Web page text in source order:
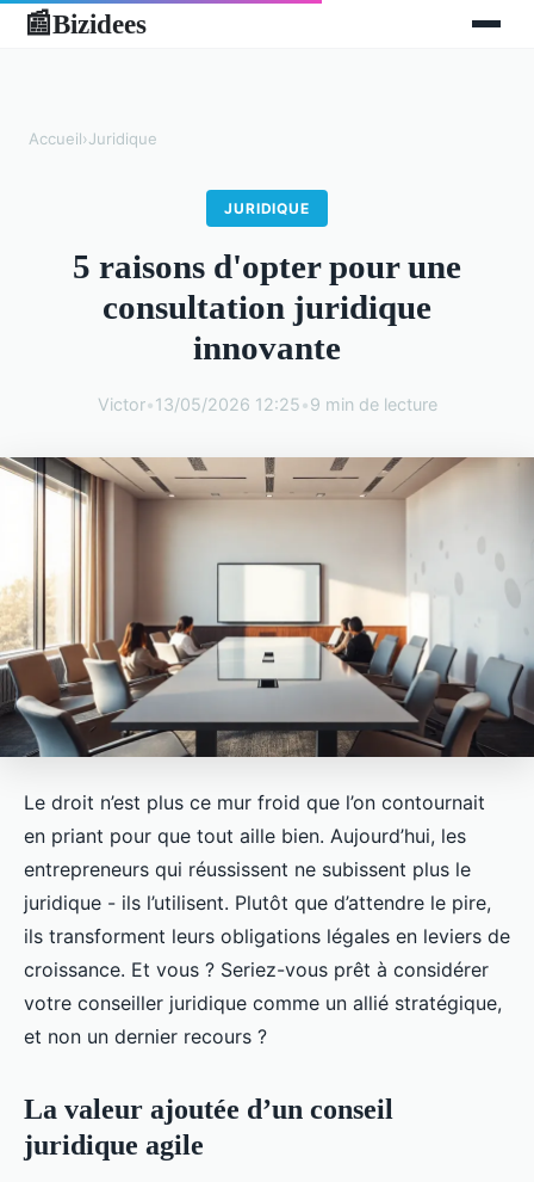
📰Bizidees
Accueil›Juridique
JURIDIQUE
5 raisons d'opter pour une
consultation juridique
innovante
Victor•13/05/2026 12:25•9 min de lecture
Le droit n’est plus ce mur froid que l’on contournait
en priant pour que tout aille bien. Aujourd’hui, les
entrepreneurs qui réussissent ne subissent plus le
juridique - ils l’utilisent. Plutôt que d’attendre le pire,
ils transforment leurs obligations légales en leviers de
croissance. Et vous ? Seriez-vous prêt à considérer
votre conseiller juridique comme un allié stratégique,
et non un dernier recours ?
La valeur ajoutée d’un conseil
juridique agile